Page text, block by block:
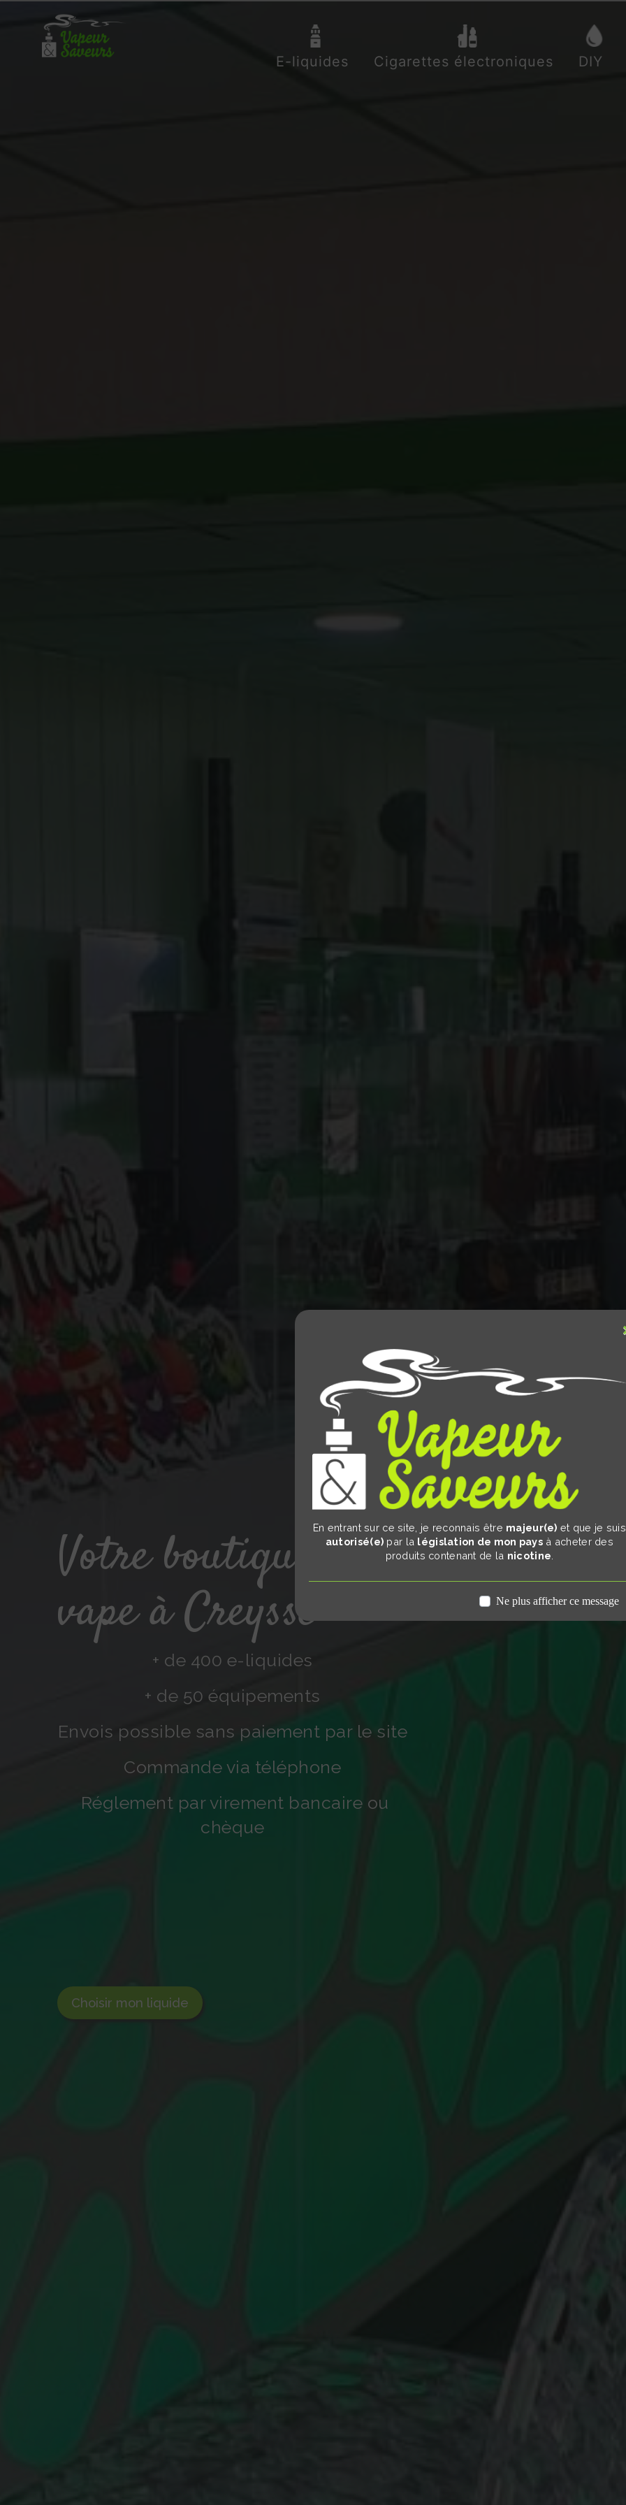
En entrant sur ce site, je reconnais être majeur(e) et que je suis
autorisé(e) par la législation de mon pays à acheter des
produits contenant de la nicotine
Ne plus afficher ce message
E-liquides Cigarettes électroniques DIY
Votre boutique de
vape à Creysse
+ de 400 e-liquides
+ de 50 équipements
Envois possible sans paiement par le site
Commande via téléphone
Réglement par virement bancaire ou
chèque
Choisir mon liquide